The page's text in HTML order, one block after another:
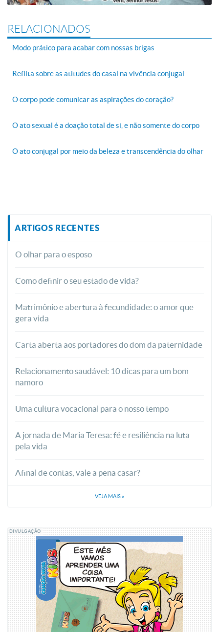
RELACIONADOS
Modo prático para acabar com nossas brigas
Reflita sobre as atitudes do casal na vivência conjugal
O corpo pode comunicar as aspirações do coração?
O ato sexual é a doação total de si, e não somente do corpo
O ato conjugal por meio da beleza e transcendência do olhar
ARTIGOS RECENTES
O olhar para o esposo
Como definir o seu estado de vida?
Matrimônio e abertura à fecundidade: o amor que
gera vida
Carta aberta aos portadores do dom da paternidade
Relacionamento saudável: 10 dicas para um bom
namoro
Uma cultura vocacional para o nosso tempo
A jornada de Maria Teresa: fé e resiliência na luta
pela vida
Afinal de contas, vale a pena casar?
VEJA MAIS »
DIVULGAÇÃO